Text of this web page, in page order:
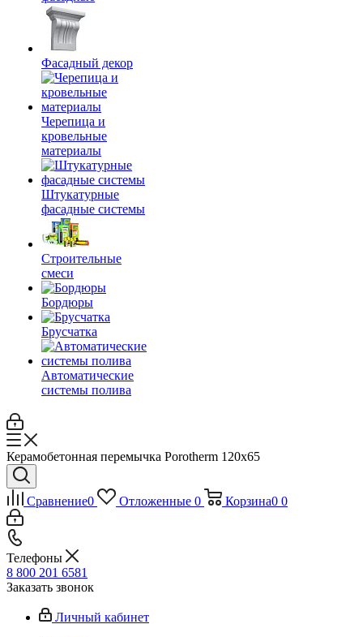
Фасадный декор
Черепица и
кровельные
материалы
Штукатурные
фасадные системы
Строительные
смеси
Бордюры
Брусчатка
Автоматические
системы полива
Керамобетонная перемычка Porotherm 120х65
Сравнение0 Отложенные 0 Корзина0 0
Телефоны
8 800 201 6581
Заказать звонок
Личный кабинет